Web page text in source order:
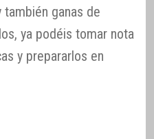
ganas de
ya podéis tomar nota
y prepararlos en